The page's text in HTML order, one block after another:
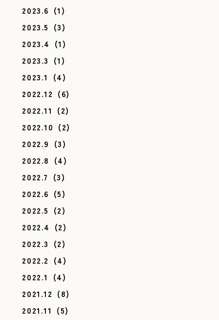
2023.6 (1)
2023.5 (3)
2023.4 (1)
2023.3 (1)
2023.1
(4)
2022.12 (6)
2022.11 (2)
2022.10 (2)
2022.9 (3)
2022.8 (4)
2022.7 (3)
2022.6 (5)
2022.5 (2)
2022.4 (2)
2022.3 (2)
2022.2 (4)
2022.1
(4)
2021.12 (8)
2021.11 (5)